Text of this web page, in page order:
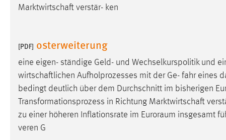
Marktwirtschaft verstär- ken
[PDF] osterweiterung
eine eigen- ständige Geld- und Wechselkurspolitik und
wirtschaftlichen Aufholprozesses mit der Ge- fahr eines
bedingt deutlich über dem Durchschnitt im bisherigen
Transformationsprozess in Richtung Marktwirtschaft
zu einer höheren Inflationsrate im Euroraum insgesamt
veren G
Name: _fbp
Zweck: Conversion-Tracking
Cookie Laufzeit:
EXTERNE MEDIEN
Um Inhalte von Videoplattformen und Social Media